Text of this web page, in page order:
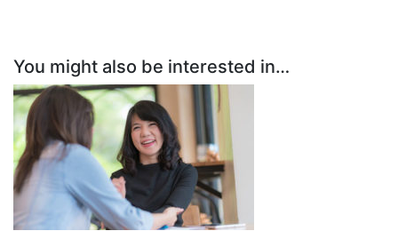
You might also be interested in…